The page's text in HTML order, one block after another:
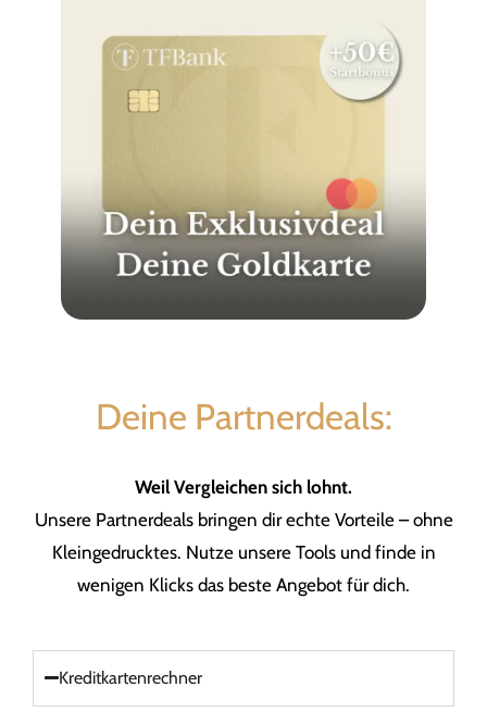
Deine Partnerdeals:
Weil Vergleichen sich lohnt.
Unsere Partnerdeals bringen dir echte Vorteile – ohne
Kleingedrucktes. Nutze unsere Tools und finde in
wenigen Klicks das beste Angebot für dich.
Kreditkartenrechner